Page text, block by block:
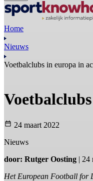
Home
Nieuws
Voetbalclubs in europa in
24 maart 2022
Nieuws
door: Rutger Oosting | 24
Het European Football for